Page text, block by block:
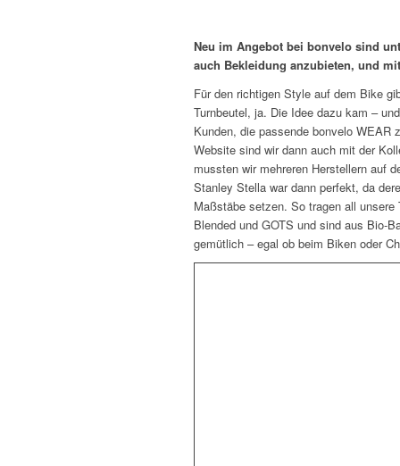
Neu im Angebot bei bonvelo sind
auch Bekleidung anzubieten, und
Für den richtigen Style auf dem Bike
Turnbeutel, ja. Die Idee dazu kam –
Kunden, die passende bonvelo WEAR
Website sind wir dann auch mit der
mussten wir mehreren Herstellern auf
Stanley Stella war dann perfekt, da
Maßstäbe setzen. So tragen all
Blended und GOTS und sind aus Bio-
gemütlich – egal ob beim Biken oder